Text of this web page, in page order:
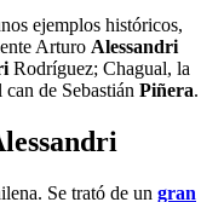
ejemplos históricos,
Arturo Alessandri
Rodríguez; Chagual, la
can de Sebastián Piñera.
Se trató de un gran